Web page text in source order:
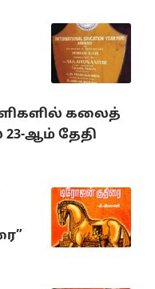
கலைத்
23-ஆம் தேதி